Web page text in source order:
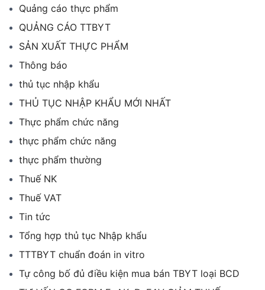
Quảng cáo thực phẩm
QUẢNG CÁO TTBYT
SẢN XUẤT THỰC PHẨM
Thông báo
thủ tục nhập khẩu
THỦ TỤC NHẬP KHẨU MỚI NHẤT
Thực phẩm chức năng
thực phẩm chức năng
thực phẩm thường
Thuế NK
Thuế VAT
Tin tức
Tổng hợp thủ tục Nhập khẩu
TTTBYT chuẩn đoán in vitro
Tự công bố đủ điều kiện mua bán TBYT loại BCD